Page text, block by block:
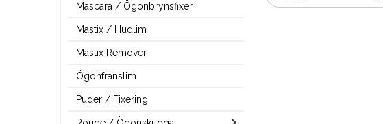
Mascara / Ögonbrynsfixer
Mastix / Hudlim
Mastix Remover
Ögonfranslim
Puder / Fixering